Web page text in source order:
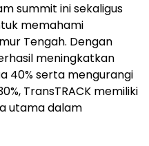
summit ini sekaligus
memahami
Tengah. Dengan
meningkatkan
40% serta mengurangi
TransTRACK memiliki
utama dalam